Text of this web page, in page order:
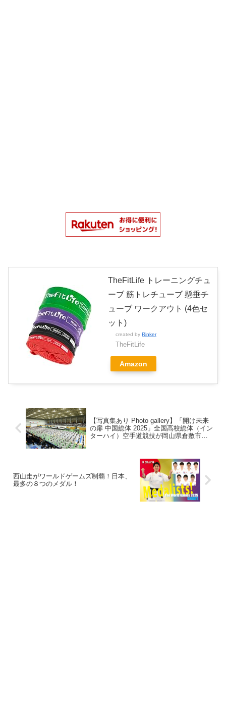
TheFitLife トレーニングチュ
ーブ 筋トレチューブ 懸垂チ
ューブ ワークアウト (4色セ
ット)
created by Rinker
TheFitLife
Amazon
【写真集あり Photo gallery】「開け未来
の扉 中国総体 2025」全国高校総体（イン
ターハイ）空手道競技が岡山県倉敷市で
西山走がワールドゲームズ制覇！日本、
最多の８つのメダル！